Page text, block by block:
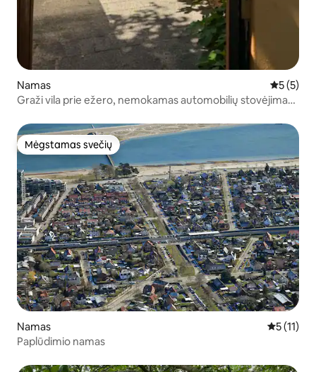
Namas Vidutinis
5 (5)
Graži vila prie ežero, nemokamas automobilių stovėjimas
Mėgstamas svečių
Mėgstamas svečių
Namas Vidutinis
5 (11)
Paplūdimio namas